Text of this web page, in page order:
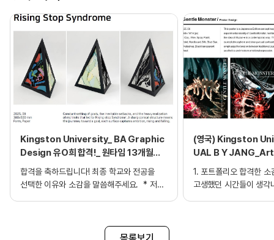
Kingston University_ BA Graphic
Design 유O희 합격!_ 원타임 13개월
수강
합격을 축하드립니다! 최종 학교와 전공을
선택한 이유와 소감을 말씀해주세요. * 저는
생각하여 최종 학교와 전공을 선택하게
(영국) Kingston
UAL B Y
1. 포트폴리오 합격한
고생했던 시간들이 생각
목록보기